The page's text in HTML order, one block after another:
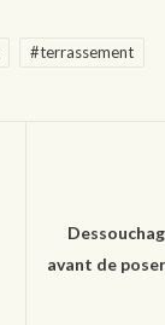
#terrassement
avant de